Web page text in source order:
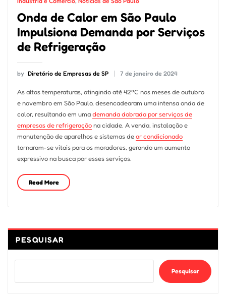
Onda de Calor em São Paulo
Impulsiona Demanda por Serviços
de Refrigeração
by Diretório de Empresas de SP 7 de janeiro de 2024
As altas temperaturas, atingindo até 42ºC nos meses de outubro
e novembro em São Paulo, desencadearam uma intensa onda de
calor, resultando em umademanda dobrada por serviços de
empresas de refrigeraçãona cidade. A venda, instalação e
manutenção de aparelhos e sistemas dear condicionado
tornaram-se vitais para os moradores, gerando um aumento
expressivo na busca por esses serviços.
Read More
PESQUISAR
Pesquisar